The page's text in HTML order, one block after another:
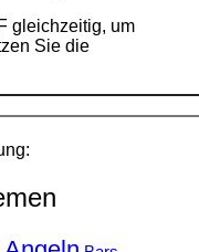
gleichzeitig, um
Sie die